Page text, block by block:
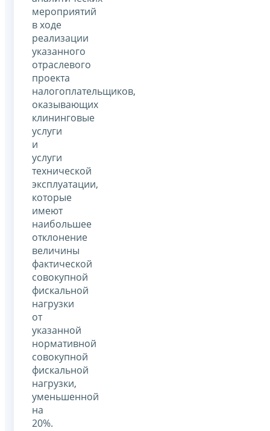
мероприятий
в ходе
реализации
указанного
отраслевого
проекта
налогоплательщиков,
оказывающих
клининговые
услуги
и
услуги
технической
эксплуатации,
которые
имеют
наибольшее
отклонение
величины
фактической
совокупной
фискальной
нагрузки
от
указанной
нормативной
совокупной
фискальной
нагрузки,
уменьшенной
на
20%.